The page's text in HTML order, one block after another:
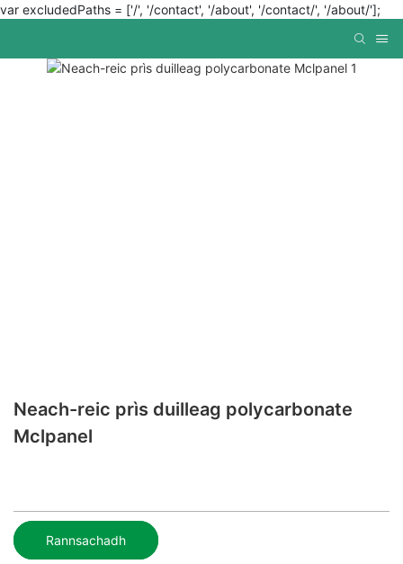
var excludedPaths = ['/', '/contact', '/about', '/contact/', '/about/'];
Neach-reic prìs duilleag polycarbonate
Mclpanel
Rannsachadh